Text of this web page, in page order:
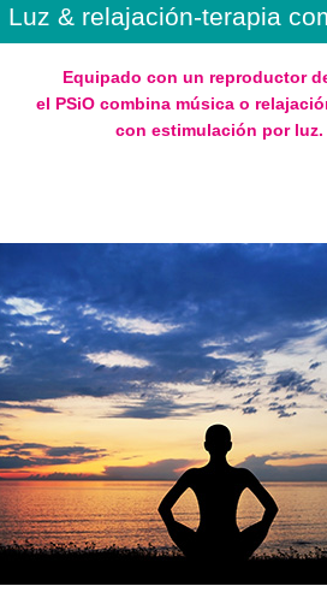
Luz & relajación-terapia
Equipado con un reproductor
el PSiO combina música o
con estimulación por luz.